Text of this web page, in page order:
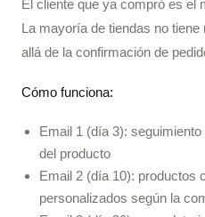
El cliente que ya compró es el
La mayoría de tiendas no
allá de la confirmación de
Cómo funciona:
Email 1 (día 3):
del producto
Email 2 (día 10): productos
personalizados según la